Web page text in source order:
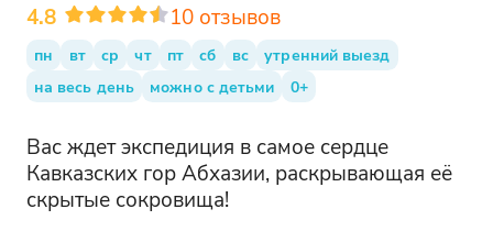
4.8
10 отзывов
пн вт ср чт пт сб вс
утренний выезд
на весь день
можно с детьми 0+
Вас ждет экспедиция в самое сердце
Кавказских гор Абхазии, раскрывающая её
скрытые сокровища!